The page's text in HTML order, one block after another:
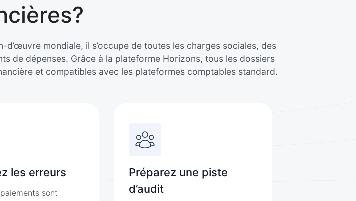
mondiale, il s’occupe de toutes les charges sociales, des
de dépenses. Grâce à la plateforme Horizons, tous les dossiers
et compatibles avec les plateformes comptables standard.
les erreurs
sont
Préparez une piste
d’audit